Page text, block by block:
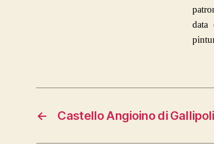
data
← Castello Angioino di Gallipoli